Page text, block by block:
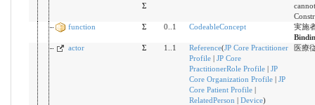
Σ
function
Σ 0..1 CodeableConcept
実施
actor
Σ 1..1 Reference(JP Core Practitioner
Profile| JP Core
PractitionerRole Profile| JP
Core Organization Profile| JP
Core Patient Profile|
RelatedPerson | Device)
医療